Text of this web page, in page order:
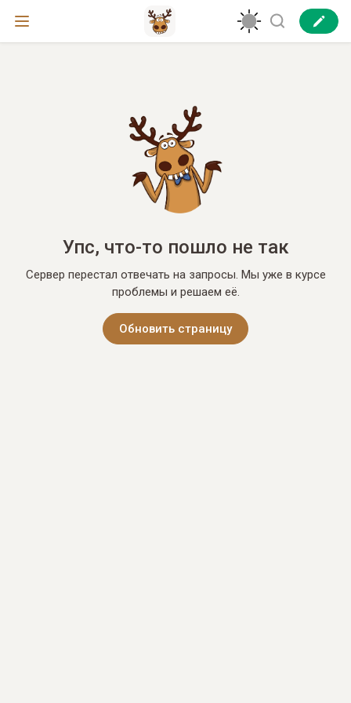
Упс, что-то пошло не так
Сервер перестал отвечать на запросы. Мы уже в курсе
проблемы и решаем её.
Обновить страницу